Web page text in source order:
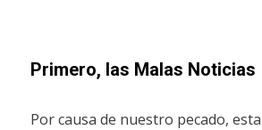
Primero, las Malas Noticias
Por causa de nuestro pecado,